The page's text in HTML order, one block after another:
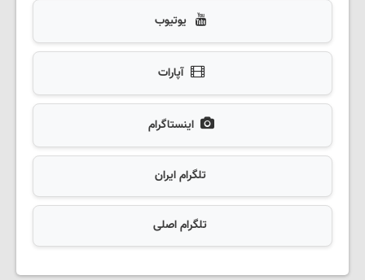
یوتیوب
آپارات
اینستاگرام
تلگرام ایران
تلگرام اصلی